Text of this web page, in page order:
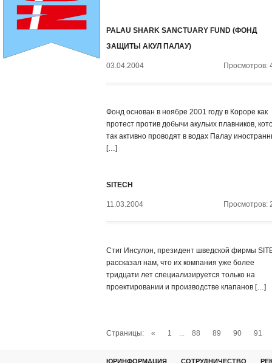
PALAU SHARK SANCTUARY FUND (ФОНД
ЗАЩИТЫ АКУЛ ПАЛАУ)
03.04.2004 Просмотров:
Фонд основан в ноябре 2001 году в Короре как
протест против добычи акульих плавников,
так активно проводят в водах Палау
[…]
SITECH
11.03.2004 Просмотров:
Стиг Инсулон, президент шведской фирмы
рассказал нам, что их компания уже более
тридцати лет специализируется только на
проектировании и производстве клапанов […]
Страницы: « 1 ... 88 89 90 91
ЮРИНФОРМАЦИЯ СОТРУДНИЧЕСТВО